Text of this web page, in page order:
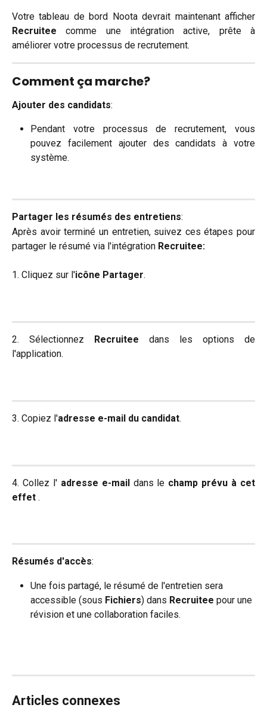
Votre tableau de bord Noota devrait maintenant afficher
Recruitee comme une intégration active, prête à
améliorer votre processus de recrutement.
Comment ça marche?
Ajouter des candidats:
Pendant votre processus de recrutement, vous
pouvez facilement ajouter des candidats à votre
système.
Partager les résumés des entretiens:
Après avoir terminé un entretien, suivez ces étapes pour
partager le résumé via l'intégration Recruitee:
1. Cliquez sur l'icône Partager.
2. Sélectionnez Recruitee dans les options de
l'application.
3. Copiez l'adresse e-mail du candidat.
4. Collez l' adresse e-maildans le champ prévu à cet
effet .
Résumés d'accès:
Une fois partagé, le résumé de l'entretien sera
accessible (sous Fichiers) dans Recruitee pour une
révision et une collaboration faciles.
Articles connexes